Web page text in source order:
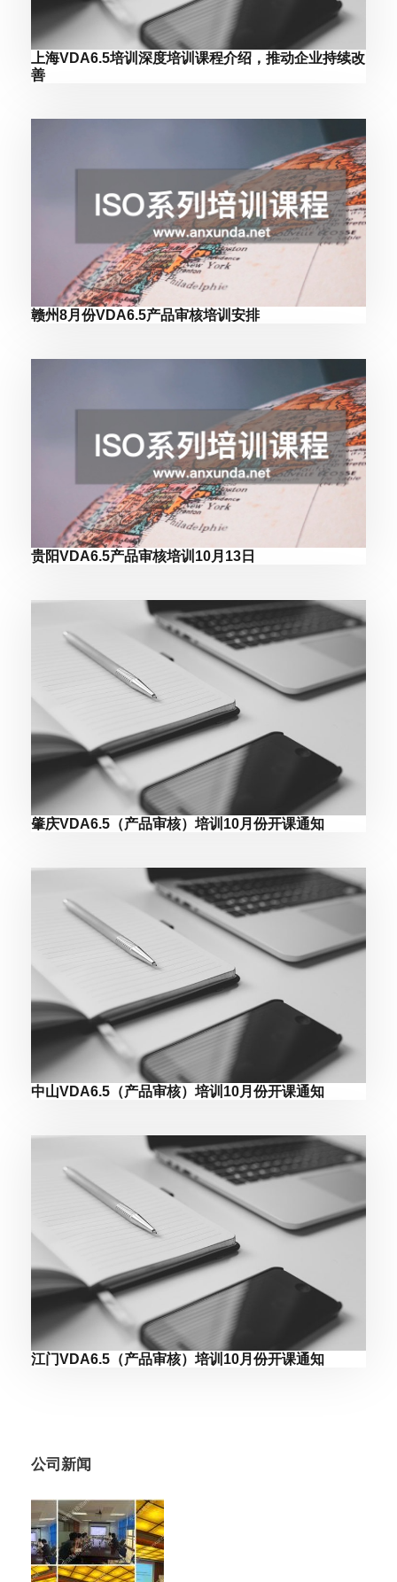
上海VDA6.5培训深度培训课程介绍，推动企业持续改
善
赣州8月份VDA6.5产品审核培训安排
贵阳VDA6.5产品审核培训10月13日
肇庆VDA6.5（产品审核）培训10月份开课通知
中山VDA6.5（产品审核）培训10月份开课通知
江门VDA6.5（产品审核）培训10月份开课通知
公司新闻